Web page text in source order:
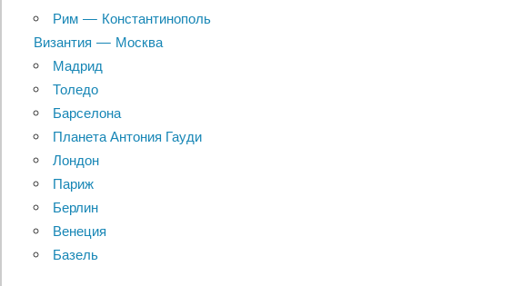
Рим — Константинополь
Византия — Москва
Мадрид
Толедо
Барселона
Планета Антония Гауди
Лондон
Париж
Берлин
Венеция
Базель